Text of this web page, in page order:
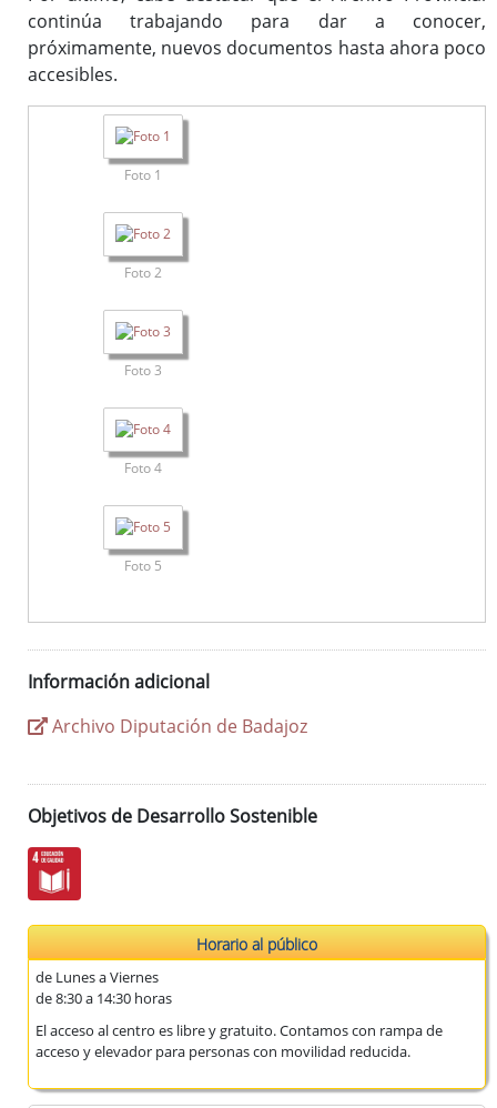
Solicitud de información
continúa trabajando para dar a conocer,
próximamente, nuevos documentos hasta ahora poco
accesibles.
Foto 1
Foto 2
Foto 3
Foto 4
Foto 5
Información adicional
Archivo Diputación de Badajoz
Objetivos de Desarrollo Sostenible
Horario al público
de Lunes a Viernes
de 8:30 a 14:30 horas
El acceso al centro es libre y gratuito. Contamos con rampa de
acceso y elevador para personas con movilidad reducida.